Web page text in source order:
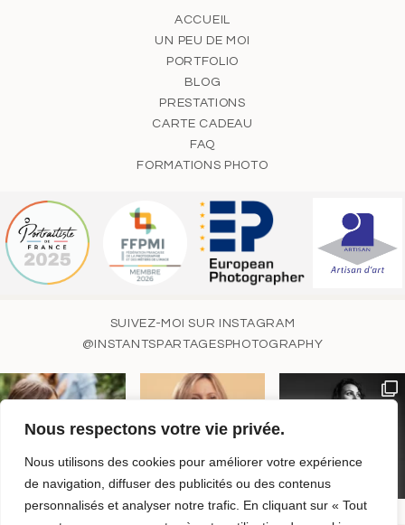
Nous respectons votre vie privée.
Nous utilisons des cookies pour améliorer votre expérience
de navigation, diffuser des publicités ou des contenus
personnalisés et analyser notre trafic. En cliquant sur « Tout
ACCUEIL
UN PEU DE MOI
PORTFOLIO
BLOG
PRESTATIONS
CARTE CADEAU
FAQ
FORMATIONS PHOTO
SUIVEZ-MOI SUR INSTAGRAM
@INSTANTSPARTAGESPHOTOGRAPHY